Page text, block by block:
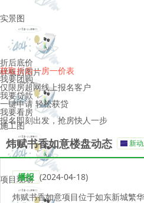
实景图
样板房图片
施工图
项目现场
折后底价
获取折后一房一价表
我要团购
仅限房超网线上报名客户
我要贷款
一键申请 轻松获贷
我要看房
报名即刻出发，抢房快人一步
炜赋书香如意楼盘动态 新
播报 (2024-04-18)
炜赋书香如意项目位于如东新城繁